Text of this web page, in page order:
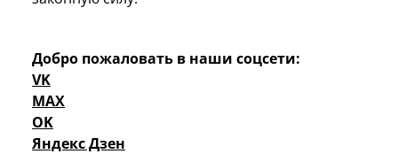
Добро пожаловать в наши соцсети:
VK
MAX
OK
Яндекс Дзен